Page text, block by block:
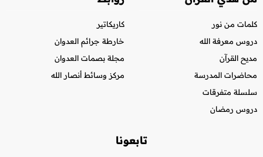
كلمات من نور
دروس معرفة الله
مديح القرآن
محاضرات المدرسة
سلسلة متفرقات
دروس رمضان
كاريكاتير
خارطة جرائم العدوان
مجلة بصمات العدوان
مركز وسائط أنصار الله
تابعونا